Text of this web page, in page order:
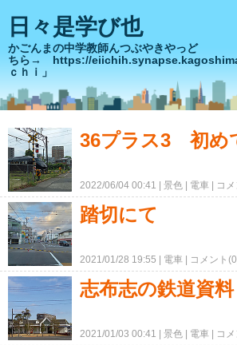
日々是学び也
かごんまの中学教師んつぶやきやっ
ちら→ https://
ｃｈｉ」
36プラス3 初め
2022/06/04 00:41 景色 電車 コ
踏切にて
2021/01/28 19:55 電車 コメント
志布志の鉄道資料
2021/01/03 00:41 景色 電車 コ